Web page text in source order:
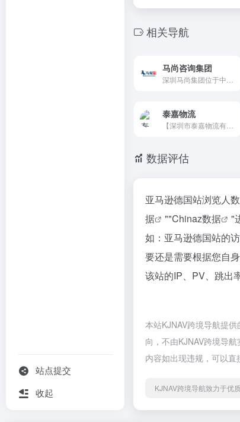
站点提交
收起
相关导航
马尚咨询集团
泰嘉物流
数据评估
亚马逊德国站浏览人
据
""Chinaz数据
"
如：亚马逊德国站的
要还是需要根据您自
该站的IP、PV、跳出
本站KJNAV跨境导航提
向，不由KJNAV跨境导
内容如出现违规，可以直
KJNAV跨境导航致力于优